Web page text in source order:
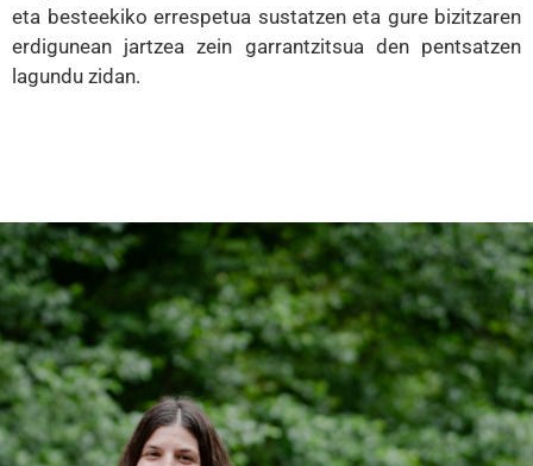
eta besteekiko errespetua sustatzen eta gure bizitzaren
erdigunean jartzea zein garrantzitsua den pentsatzen
lagundu zidan.